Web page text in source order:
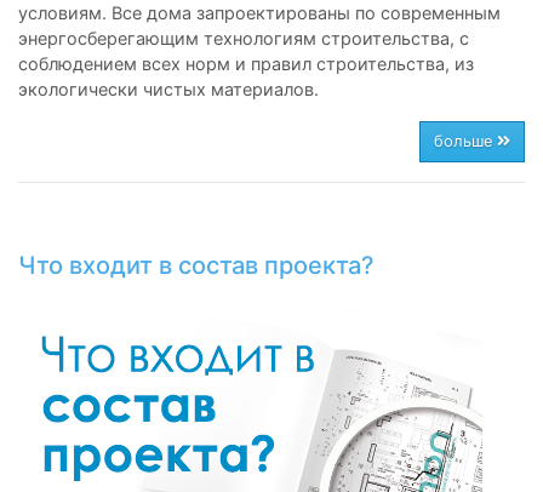
условиям. Все дома запроектированы по современным
энергосберегающим технологиям строительства, с
соблюдением всех норм и правил строительства, из
экологически чистых материалов.
больше
Что входит в состав проекта?